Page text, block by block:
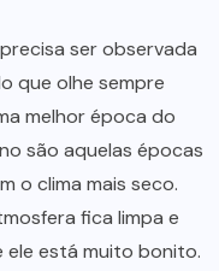
ser observada
que olhe sempre
melhor época do
são aquelas épocas
o clima mais seco.
fica limpa e
ele está muito bonito.